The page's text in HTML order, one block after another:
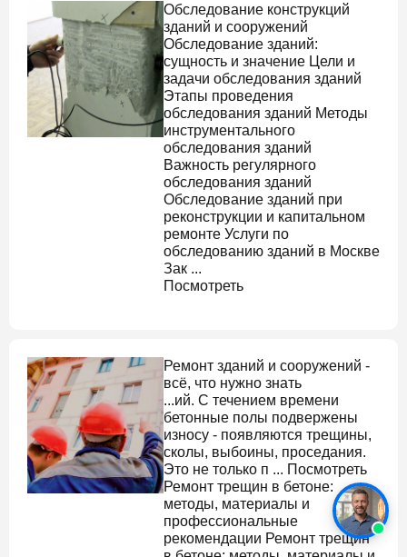
Обследование конструкций
зданий и сооружений
Обследование зданий:
сущность и значение Цели и
задачи обследования зданий
Этапы проведения
обследования зданий Методы
инструментального
обследования зданий
Важность регулярного
обследования зданий
Обследование зданий при
реконструкции и капитальном
ремонте Услуги по
обследованию зданий в Москве
Зак ...
Посмотреть
Ремонт зданий и сооружений -
всё, что нужно знать
...ий. С течением времени
бетонные полы подвержены
износу - появляются трещины,
сколы, выбоины, проседания.
Это не только п ... Посмотреть
Ремонт трещин в бетоне:
методы, материалы и
профессиональные
рекомендации Ремонт трещин